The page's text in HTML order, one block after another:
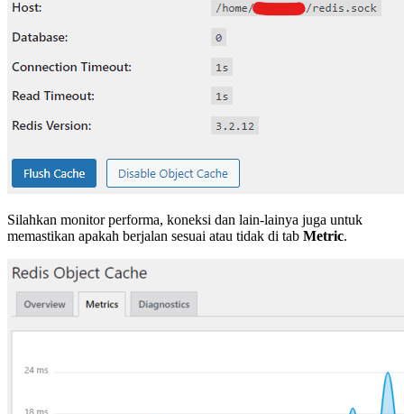
Silahkan monitor performa, koneksi dan lain-lainya juga untuk
memastikan apakah berjalan sesuai atau tidak di tab Metric.